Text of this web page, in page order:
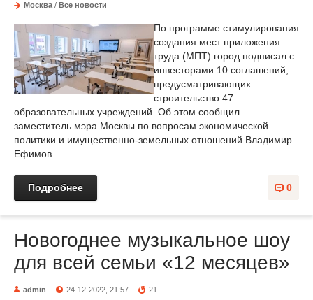
Москва / Все новости
По программе стимулирования
создания мест приложения
труда (МПТ) город подписал с
инвесторами 10 соглашений,
предусматривающих
строительство 47
образовательных учреждений. Об этом сообщил
заместитель мэра Москвы по вопросам экономической
политики и имущественно-земельных отношений Владимир
Ефимов.
0
Подробнее
Новогоднее музыкальное шоу
для всей семьи «12 месяцев»
admin 24-12-2022, 21:57 21